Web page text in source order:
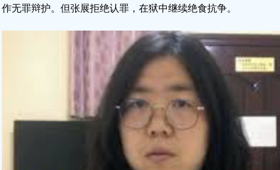
作无罪辩护。但张展拒绝认罪，在狱中继续绝食抗争。